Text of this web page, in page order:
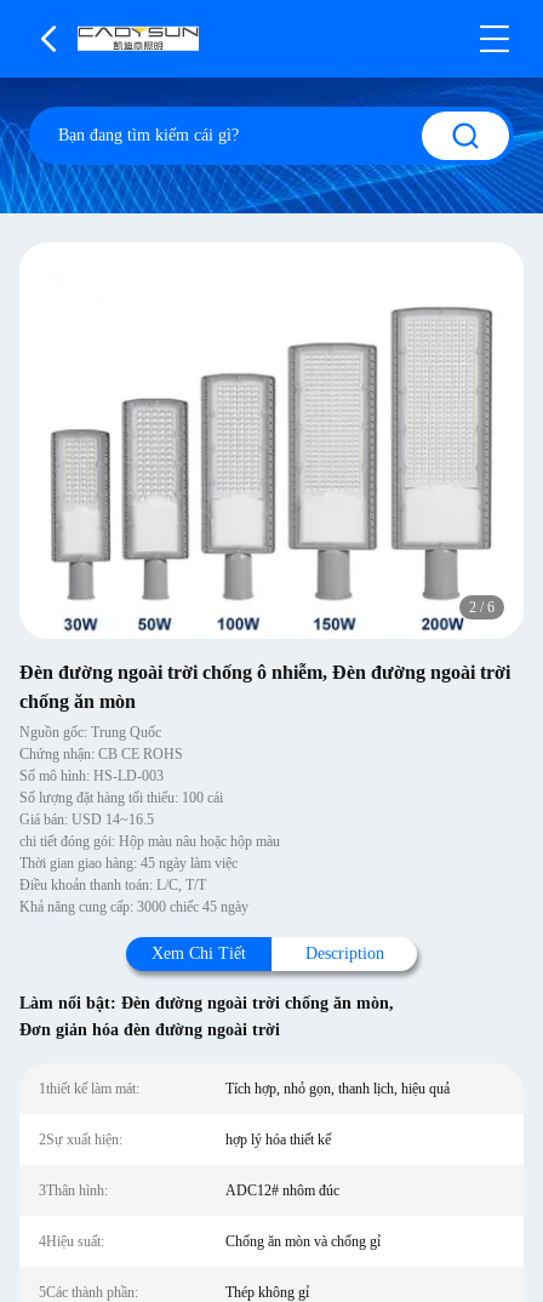
2 / 6
Đèn đường ngoài trời chống ô nhiễm, Đèn đường ngoài trời
chống ăn mòn
Nguồn gốc: Trung Quốc
Chứng nhận: CB CE ROHS
Số mô hình: HS-LD-003
Số lượng đặt hàng tối thiểu: 100 cái
Giá bán: USD 14~16.5
chi tiết đóng gói: Hộp màu nâu hoặc hộp màu
Thời gian giao hàng: 45 ngày làm việc
Điều khoản thanh toán: L/C, T/T
Khả năng cung cấp: 3000 chiếc 45 ngày
Xem Chi Tiết Description
Làm nổi bật: Đèn đường ngoài trời chống ăn mòn,
Đơn giản hóa đèn đường ngoài trời
1thiết kế làm mát: Tích hợp, nhỏ gọn, thanh lịch, hiệu quả
2Sự xuất hiện: hợp lý hóa thiết kế
3Thân hình: ADC12# nhôm đúc
4Hiệu suất: Chống ăn mòn và chống gỉ
5Các thành phần: Thép không gỉ